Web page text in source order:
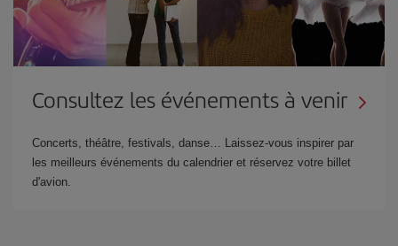
Consultez les événements à venir
Concerts, théâtre, festivals, danse… Laissez-vous inspirer par
les meilleurs événements du calendrier et réservez votre billet
d'avion.